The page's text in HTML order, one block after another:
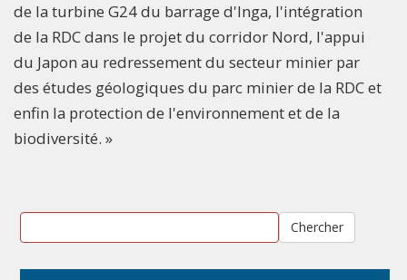
de la turbine G24 du barrage d'Inga, l'intégration
de la RDC dans le projet du corridor Nord, l'appui
du Japon au redressement du secteur minier par
des études géologiques du parc minier de la RDC et
enfin la protection de l'environnement et de la
biodiversité. »
Chercher